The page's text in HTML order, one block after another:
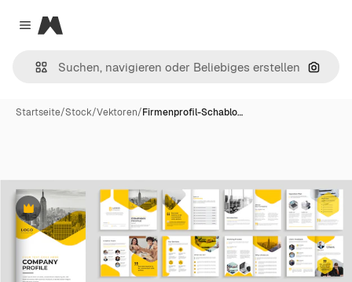
Close menu
Magnific
Nach
Startseite/Stock/Vektoren/Firmenprofil-Schablo…
Premium